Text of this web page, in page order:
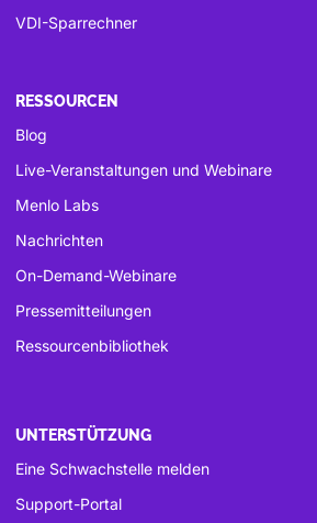
VDI-Sparrechner
RESSOURCEN
Blog
Live-Veranstaltungen und Webinare
Menlo Labs
Nachrichten
On-Demand-Webinare
Pressemitteilungen
Ressourcenbibliothek
UNTERSTÜTZUNG
Eine Schwachstelle melden
Support-Portal